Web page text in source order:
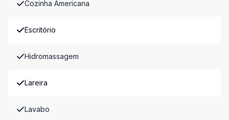
Cozinha Americana
Escritório
Hidromassagem
Lareira
Lavabo